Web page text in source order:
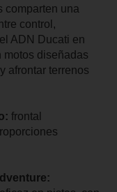
comparten una
control,
ADN Ducati en
motos diseñadas
afrontar terrenos
frontal